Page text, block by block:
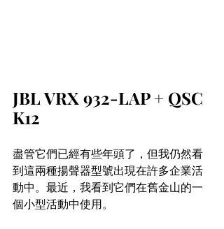
JBL VRX 932-LAP + QSC
K12
盡管它們已經有些年頭了，但我仍然看
到這兩種揚聲器型號出現在許多企業活
動中。最近，我看到它們在舊金山的一
個小型活動中使用。